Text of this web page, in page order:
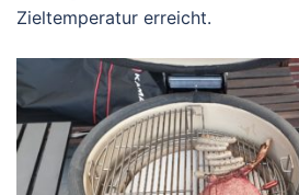
Zieltemperatur erreicht.